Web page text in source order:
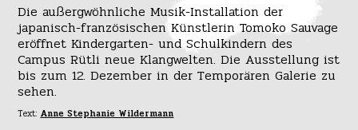
Die außergwöhnliche Musik-Installation der
japanisch-französischen Künstlerin Tomoko Sauvage
eröffnet Kindergarten- und Schulkindern des
Campus Rütli neue Klangwelten. Die Ausstellung ist
bis zum 12. Dezember in der Temporären Galerie zu
sehen.
Text: Anne Stephanie Wildermann